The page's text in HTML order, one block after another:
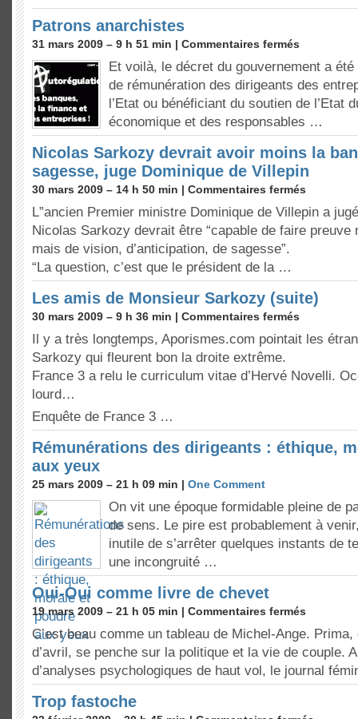
Patrons anarchistes
31 mars 2009 – 9 h 51 min | Commentaires fermés
Et voilà, le décret du gouvernement a
de rémunération des dirigeants des
l’Etat ou bénéficiant du soutien de l’Etat
économique et des responsables …
Nicolas Sarkozy devrait avoir moins la
sagesse, juge Dominique de Villepin
30 mars 2009 – 14 h 50 min | Commentaires fermés
L”ancien Premier ministre Dominique de Villepin a
Nicolas Sarkozy devrait être “capable de faire preuve
mais de vision, d’anticipation, de sagesse”.
“La question, c’est que le président de la …
Les amis de Monsieur Sarkozy (suite)
30 mars 2009 – 9 h 36 min | Commentaires fermés
Il y a très longtemps, Aporismes.com pointait les
Sarkozy qui fleurent bon la droite extrême.
France 3 a relu le curriculum vitae d’Hervé Novelli.
lourd…
Enquête de France 3 …
Rémunérations des dirigeants : éthique,
aux yeux
25 mars 2009 – 21 h 09 min | One Comment
On vit une époque formidable pleine de
de sens. Le pire est probablement à
inutile de s’arrêter quelques instants de
une incongruité …
Oui-Oui comme livre de chevet
19 mars 2009 – 21 h 05 min | Commentaires fermés
C’est beau comme un tableau de Michel-Ange.
d’avril, se penche sur la politique et la vie de couple.
d’analyses psychologiques de haut vol, le journal
Trop fastoche